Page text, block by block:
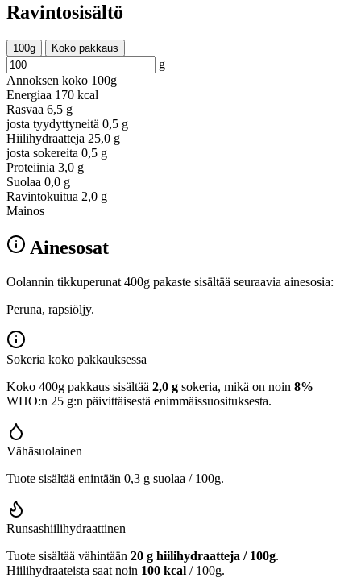
Ravintosisältö
100g Koko pakkaus
g
Annoksen koko 100g
Energiaa 170 kcal
Rasvaa 6,5 g
josta tyydyttyneitä 0,5 g
Hiilihydraatteja 25,0 g
josta sokereita 0,5 g
Proteiinia 3,0 g
Suolaa 0,0 g
Ravintokuitua 2,0 g
Mainos
Ainesosat
Oolannin tikkuperunat 400g pakaste sisältää seuraavia ainesosia:
Peruna, rapsiöljy.
Sokeria koko pakkauksessa
Koko 400g pakkaus sisältää 2,0 g sokeria, mikä on noin 8%
WHO:n 25 g:n päivittäisestä enimmäissuosituksesta.
Vähäsuolainen
Tuote sisältää enintään 0,3 g suolaa / 100g.
Runsashiilihydraattinen
Tuote sisältää vähintään 20 g hiilihydraatteja / 100g.
Hiilihydraateista saat noin 100 kcal / 100g.